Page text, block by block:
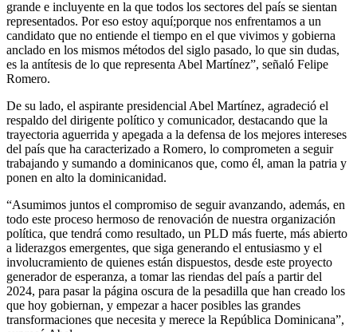
grande e incluyente en la que todos los sectores del país se sientan
representados. Por eso estoy aquí;porque nos enfrentamos a un
candidato que no entiende el tiempo en el que vivimos y gobierna
anclado en los mismos métodos del siglo pasado, lo que sin dudas,
es la antítesis de lo que representa Abel Martínez”, señaló Felipe
Romero.
De su lado, el aspirante presidencial Abel Martínez, agradeció el
respaldo del dirigente político y comunicador, destacando que la
trayectoria aguerrida y apegada a la defensa de los mejores intereses
del país que ha caracterizado a Romero, lo comprometen a seguir
trabajando y sumando a dominicanos que, como él, aman la patria y
ponen en alto la dominicanidad.
“Asumimos juntos el compromiso de seguir avanzando, además, en
todo este proceso hermoso de renovación de nuestra organización
política, que tendrá como resultado, un PLD más fuerte, más abierto
a liderazgos emergentes, que siga generando el entusiasmo y el
involucramiento de quienes están dispuestos, desde este proyecto
generador de esperanza, a tomar las riendas del país a partir del
2024, para pasar la página oscura de la pesadilla que han creado los
que hoy gobiernan, y empezar a hacer posibles las grandes
transformaciones que necesita y merece la República Dominicana”,